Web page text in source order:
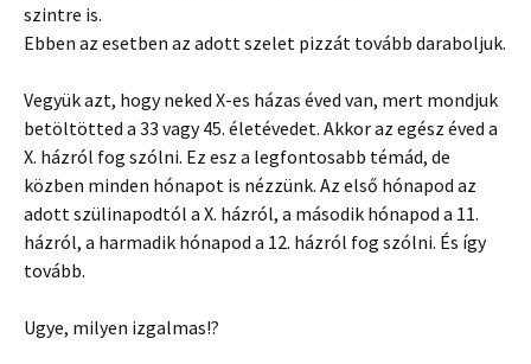
szintre is.
Ebben az esetben az adott szelet pizzát tovább daraboljuk.
Vegyük azt, hogy neked X-es házas éved van, mert mondjuk
betöltötted a 33 vagy 45. életévedet. Akkor az egész éved a
X. házról fog szólni. Ez esz a legfontosabb témád, de
közben minden hónapot is nézzünk. Az első hónapod az
adott szülinapodtól a X. házról, a második hónapod a 11.
házról, a harmadik hónapod a 12. házról fog szólni. És így
tovább.
Ugye, milyen izgalmas!?